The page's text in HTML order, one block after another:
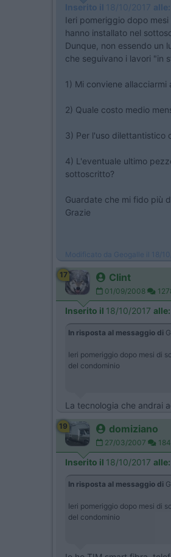
Inserito il 18/10/2017 alle:
Ieri pomeriggio dopo
hanno installato nel
Dunque, non essendo un
che seguivano i lavori "in
1) Mi conviene
2) Quale costo medio
3) Per l'uso dilettantistico
4) L'eventuale ultimo
sottoscritto?
Guardate che mi fido più
Grazie
Modificato da Geogalle il 18/
17 Clint
01/09/2008
Inserito il 18/10/2017 alle:
In risposta al messaggio di
Ieri pomeriggio dopo mesi di
del condominio
La tecnologia che andrai
19 domiziano
27/03/2007
Inserito il 18/10/2017 alle:
In risposta al messaggio di
Ieri pomeriggio dopo mesi di
del condominio